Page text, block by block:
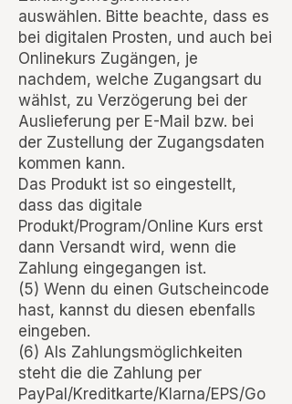
auswählen. Bitte beachte, dass es
bei digitalen Prosten, und auch bei
Onlinekurs Zugängen, je
nachdem, welche Zugangsart du
wählst, zu Verzögerung bei der
Auslieferung per E-Mail bzw. bei
der Zustellung der Zugangsdaten
kommen kann.
Das Produkt ist so eingestellt,
dass das digitale
Produkt/Program/Online Kurs erst
dann Versandt wird, wenn die
Zahlung eingegangen ist.
(5) Wenn du einen Gutscheincode
hast, kannst du diesen ebenfalls
eingeben.
(6) Als Zahlungsmöglichkeiten
steht die die Zahlung per
PayPal/Kreditkarte/Klarna/EPS/Go